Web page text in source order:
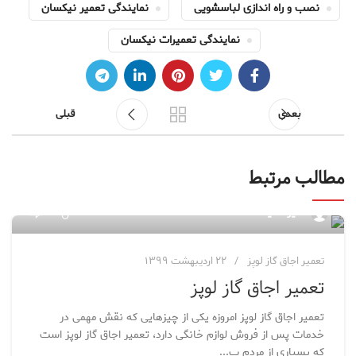
نصب و راه اندازی لباسشویی
نمایندگی تعمیر نیکسان
نمایندگی تعمیرات نیکسان
بعدی قبلی
مطالب مرتبط
مدیر سایت
تعمیر اجاق گاز لوپز ۲۲ اردیبهشت ۱۳۹۹
تعمیر اجاق گاز لوپز
تعمیر اجاق گاز لوپز امروزه یکی از چیزهایی که نقش مهمی در
خدمات پس از فروش لوازم خانگی دارد، تعمیر اجاق گاز لوپز است
که بسیاری از مردم ب...